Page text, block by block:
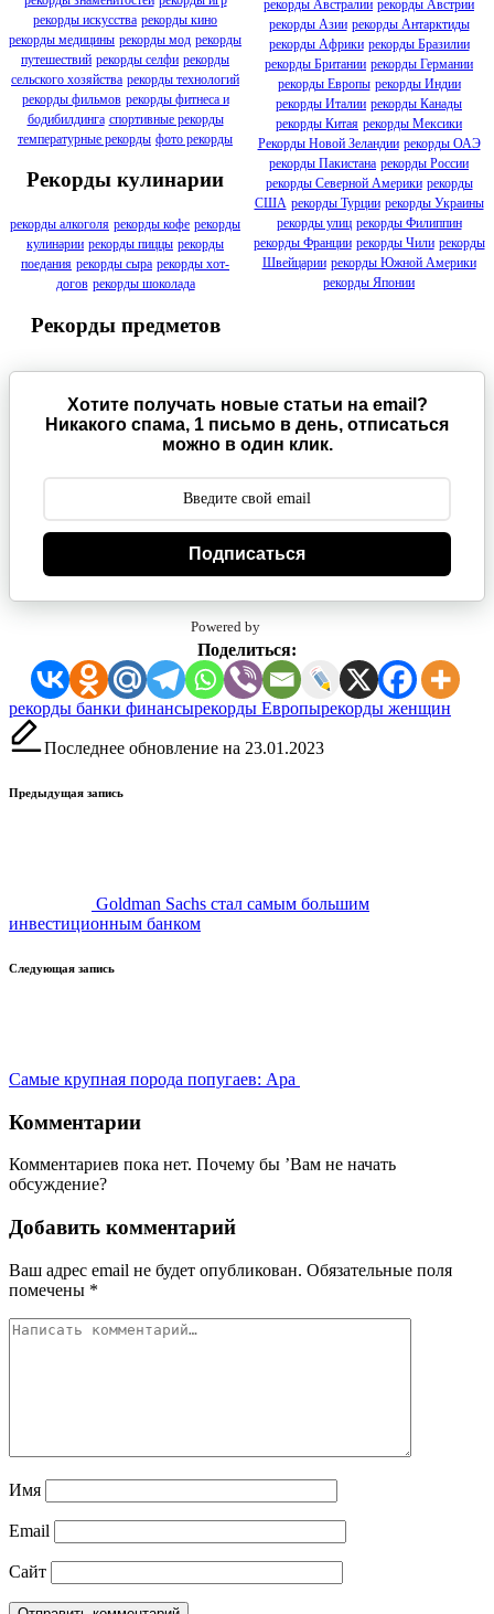
рекорды искусства рекорды кино
рекорды медицины рекорды мод рекорды
путешествий рекорды селфи рекорды
сельского хозяйства рекорды технологий
рекорды фильмов рекорды фитнеса и
бодибилдинга спортивные рекорды
температурные рекорды фото рекорды
Рекорды кулинарии
рекорды алкоголя рекорды кофе рекорды
кулинарии рекорды пиццы рекорды
поедания рекорды сыра рекорды хот-
догов рекорды шоколада
Рекорды предметов
рекорды Австралии рекорды Австрии
рекорды Азии рекорды Антарктиды
рекорды Африки рекорды Бразилии
рекорды Британии рекорды Германии
рекорды Европы рекорды Индии
рекорды Италии рекорды Канады
рекорды Китая рекорды Мексики
Рекорды Новой Зеландии рекорды ОАЭ
рекорды Пакистана рекорды России
рекорды Северной Америки рекорды
США рекорды Турции рекорды Украины
рекорды улиц рекорды Филиппин
рекорды Франции рекорды Чили рекорды
Швейцарии рекорды Южной Америки
рекорды Японии
Хотите получать новые статьи на email?
Никакого спама, 1 письмо в день, отписаться
можно в один клик.
Подписаться
Powered by
Поделиться:
Метки:
рекорды банки финансырекорды Европырекорды женщин
Последнее обновление на 23.01.2023
Навигация
Предыдущая запись
Goldman Sachs стал самым большим
инвестиционным банком
Следующая запись
Самые крупная порода попугаев: Ара
Комментарии
Комментариев пока нет. Почему бы ’Вам не начать
обсуждение?
Добавить комментарий
Ваш адрес email не будет опубликован. Обязательные поля
помечены *
Имя
Email
Сайт